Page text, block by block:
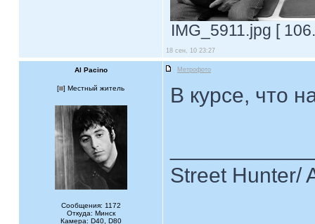
IMG_5911.jpg [
18 сен, 10 23:27
Al Pacino Метрофото
[ ] Местный житель
Сообщения: 1172
Откуда: Минск
Камера: D40, D80
В курсе, что
Street Hunter/